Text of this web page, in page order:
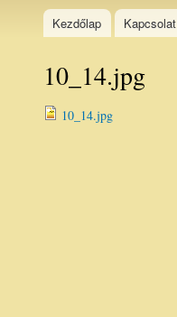
Kollégium
Kezdőlap Kapcsolat
10_14.jpg
10_14.jpg